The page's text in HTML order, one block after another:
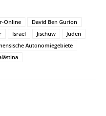
Online
David Ben Gurion
Israel Jischuw
Juden
Autonomiegebiete